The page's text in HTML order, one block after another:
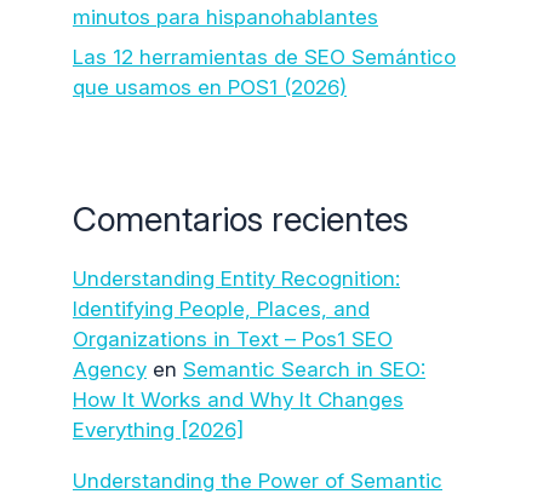
minutos para hispanohablantes
Las 12 herramientas de SEO Semántico
que usamos en POS1 (2026)
Comentarios recientes
Understanding Entity Recognition:
Identifying People, Places, and
Organizations in Text – Pos1 SEO
Agency en Semantic Search in SEO:
How It Works and Why It Changes
Everything [2026]
Understanding the Power of Semantic